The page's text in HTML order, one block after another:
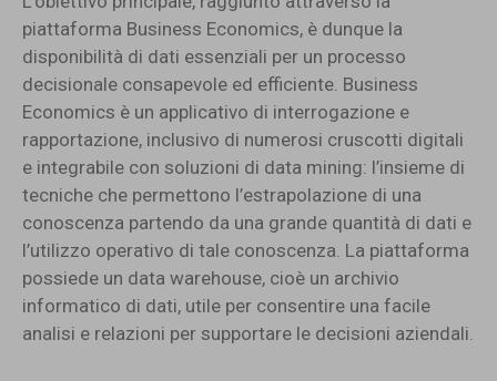
piattaforma Business Economics, è dunque la
disponibilità di dati essenziali per un processo
decisionale consapevole ed efficiente. Business
Economics è un applicativo di interrogazione e
rapportazione, inclusivo di numerosi cruscotti digitali
e integrabile con soluzioni di data mining: l’insieme di
tecniche che permettono l’estrapolazione di una
conoscenza partendo da una grande quantità di dati e
l’utilizzo operativo di tale conoscenza. La piattaforma
possiede un data warehouse, cioè un archivio
informatico di dati, utile per consentire una facile
analisi e relazioni per supportare le decisioni aziendali.